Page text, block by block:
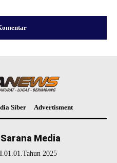
Siber Advertisment
Media
2025